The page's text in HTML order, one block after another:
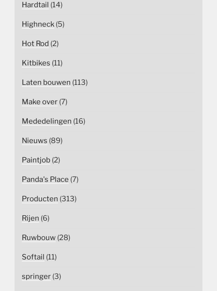
Hardtail (14)
Highneck (5)
Hot Rod (2)
Kitbikes (11)
Laten bouwen (113)
Make over (7)
Mededelingen (16)
Nieuws (89)
Paintjob (2)
Panda's Place (7)
Producten (313)
Rijen (6)
Ruwbouw (28)
Softail (11)
springer (3)